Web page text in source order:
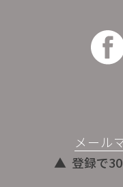
メール
登録で